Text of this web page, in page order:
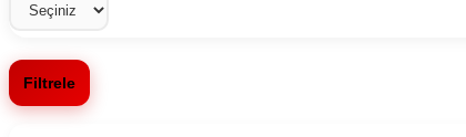
Filtrele